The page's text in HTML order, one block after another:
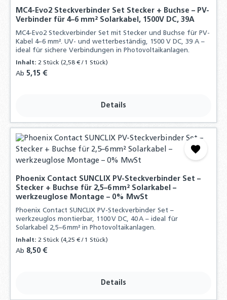
MC4-Evo2 Steckverbinder Set Stecker + Buchse – PV-
Verbinder für 4–6 mm² Solarkabel, 1500V DC, 39A
MC4-Evo2 Steckverbinder Set mit Stecker und Buchse für PV-
Kabel 4–6 mm². UV- und wetterbeständig, 1500 V DC, 39 A –
ideal für sichere Verbindungen in Photovoltaikanlagen.
Inhalt:2 Stück(2,58 € / 1 Stück)
Regulärer Preis:
Ab 5,15 €
Details
Phoenix Contact SUNCLIX PV-Steckverbinder Set –
Stecker + Buchse für 2,5–6 mm² Solarkabel –
werkzeuglose Montage – 0% MwSt
Phoenix Contact SUNCLIX PV-Steckverbinder Set –
werkzeuglos montierbar, 1100 V DC, 40 A – ideal für
Solarkabel 2,5–6 mm² in Photovoltaikanlagen.
Inhalt:2 Stück(4,25 € / 1 Stück)
Regulärer Preis:
Ab 8,50 €
Details